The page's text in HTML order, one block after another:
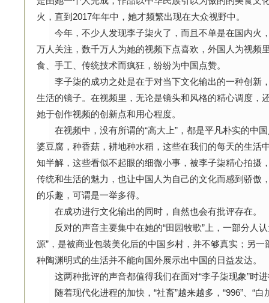
火，直到2017年年中，她才频繁出现在大众视野中。
今年，不少人发现李子柒火了，而且不单是在国内火
万人关注，数千万人为她的视频下点喜欢，外国人为视频
食、手工、传统技术而疯狂，纷纷为中国点赞。
李子柒的成功之处是在于对当下文化输出的一种创新
生活的镜子。在视频里，无论是镜头和风格的精心调度，
她于创作视频的创新点和用心程度。
在视频中，没有所谓的“高大上”，都是平凡朴实的中
婆豆腐，种香菇，耕地种水稻，这些在我们的每天的生活
知半解，这些看似不起眼的细微小事，被李子柒精心拍摄
传统和生活的魅力，也让中国人为自己的文化而感到骄傲
的乐趣，可谓是一举多得。
在成功进行文化输出的同时，自然也会有批评存在。
反对的声音主要集中在她的“田园牧歌”上，一部分人认
源”，是被商业包装美化后的中国乡村，并不够真实；另一
种陶渊明式的生活并不能向国外展示出中国的日益发达。
这两种批评的声音都值得我们在面对“李子柒现象”时进
随着现代化进程的加快，“社畜”越来越多，“996”、“白